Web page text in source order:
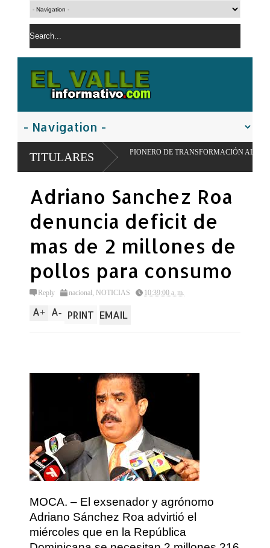
TITULARES
MODELO PIONERO DE TRANSFORMACIÓN ALIMENTARIA Y REDES
Adriano Sanchez Roa
denuncia deficit de
mas de 2 millones de
pollos para consumo
Reply nacional, NOTICIAS 10:39:00 a. m.
A+ A- PRINT EMAIL
MOCA. – El exsenador y agrónomo
Adriano Sánchez Roa advirtió el
miércoles que en la República